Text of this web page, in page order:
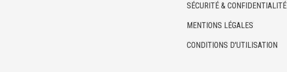
SÉCURITÉ & CONFIDENTIALITÉ
MENTIONS LÉGALES
CONDITIONS D'UTILISATION